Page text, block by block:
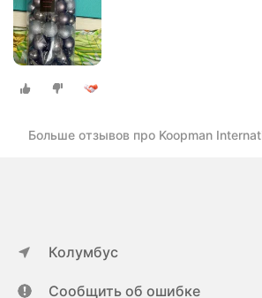
Больше отзывов про Koopman
Колумбус
Сообщить об ошибке